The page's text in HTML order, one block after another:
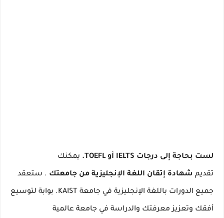
لست بحاجة إلى درجات IELTS أو TOEFL. يمكنك
تقديم شهادة إتقان اللغة الإنجليزية من جامعتك . ستعقد
جميع الدورات باللغة الإنجليزية في جامعة KAIST. بوابة لتوسيع
أفقك وتعزيز معرفتك والدراسة في جامعة عالمية